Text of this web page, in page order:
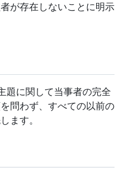
が存在しないことに明示
題に関して当事者の完全
問わず、すべての以前の
ます。